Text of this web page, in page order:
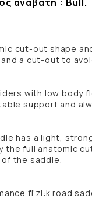
cut-out shape
a cut-out to
with low body
support and
has a light,
the full anatomic
the saddle.
fi’zi:k road